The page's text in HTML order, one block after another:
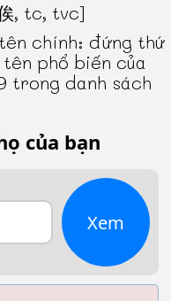
, tc, tvc]
chính: đứng thứ
phổ biến của
trong danh sách
của bạn
Xem